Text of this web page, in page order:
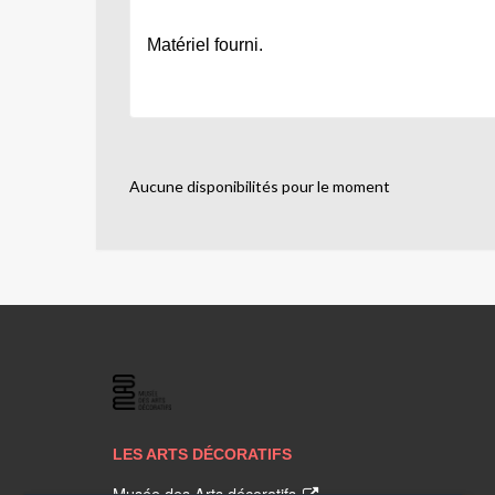
Matériel fourni.
Aucune disponibilités pour le moment
LES
ARTS
LES ARTS DÉCORATIFS